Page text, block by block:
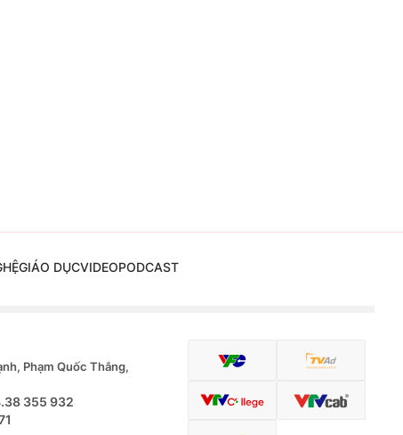
GIÁO DỤCVIDEOPODCAST
Phạm Quốc Thắng,
355 932